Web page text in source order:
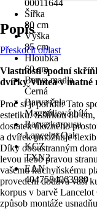
00011644
Šířka
80 cm
Výška
85 cm
Hloubka
60 cm
Barva madla
Černá
Barva čela
Magnóliová bílá
Barva korpusu
Lancelot Oak
KČZ
TXN2
EAN
4047584063980
Popis
Přeskočit oblast
Vlastnosti spodní
dvířky Vintea v matné
Proč si ji pořídit: Tato
estetiku. S šířkou 80
dostatek úložného
a dvířek umožňuje
Díky oboustranným
levou nebo pravou
vašemu kuchyňskému
provedení dodává vaší
korpus v barvě
způsob montáže